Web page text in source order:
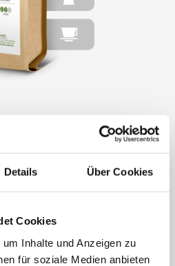
Details Über Cookies
Cookies
Inhalte und Anzeigen zu
für soziale Medien anbieten